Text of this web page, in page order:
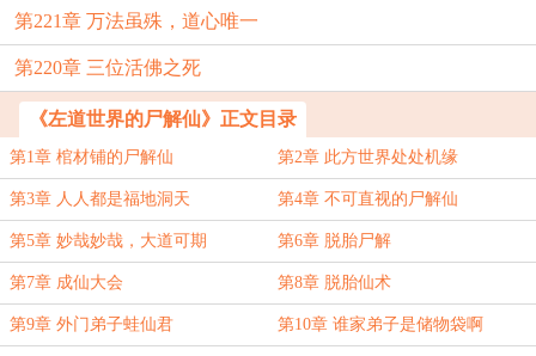
第221章 万法虽殊，道心唯一
第220章 三位活佛之死
《左道世界的尸解仙》正文目录
第1章 棺材铺的尸解仙 第2章 此方世界处处机缘
第3章 人人都是福地洞天 第4章 不可直视的尸解仙
第5章 妙哉妙哉，大道可期 第6章 脱胎尸解
第7章 成仙大会 第8章 脱胎仙术
第9章 外门弟子蛙仙君 第10章 谁家弟子是储物袋啊